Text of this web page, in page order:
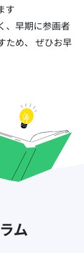
す​
、早期に参画者
め、 ぜひお早
ム